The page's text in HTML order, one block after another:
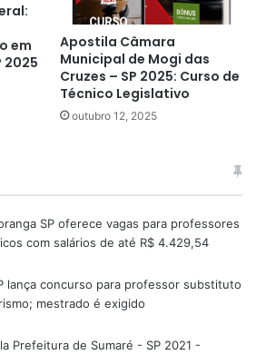
em
2025
Apostila Câmara
Municipal de Mogi das
Cruzes – SP 2025: Curso de
Técnico Legislativo
outubro 12, 2025
SP oferece vagas para professores
com salários de até R$ 4.429,54
lança concurso para professor substituto
mestrado é exigido
Prefeitura de Sumaré - SP 2021 -